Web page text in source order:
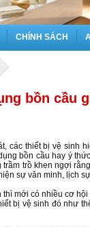
CHÍNH SÁCH
bồn cầu
các thiết bị vệ sinh
bồn cầu hay ý
trồ khen ngợi
sự văn minh, lịch
mới có nhiều cơ
bị vệ sinh đó như